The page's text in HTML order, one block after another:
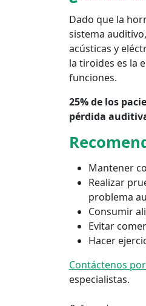
Dado que la
sistema
acústicas y
la tiroides es la
funciones.
25% de los
pérdida
Mantener
Realizar
problema
Consumir
Evitar
Hacer
Contáctenos por
especialistas.